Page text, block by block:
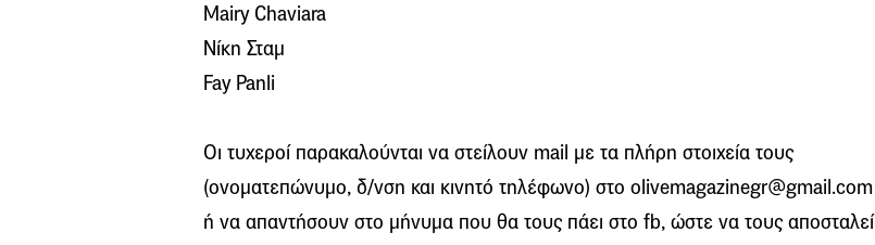
Mairy Chaviara
Νίκη Σταμ
Fay Panli
Οι τυχεροί παρακαλούνται να στείλουν mail με τα πλήρη στοιχεία τους
(ονοματεπώνυμο, δ/νση και κινητό τηλέφωνο) στο olivemagazinegr@gmail.com
ή να απαντήσουν στο μήνυμα που θα τους πάει στο fb, ώστε να τους αποσταλεί